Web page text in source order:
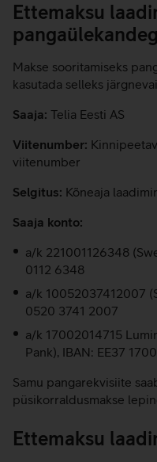
Ettemaksu
Makse sooritamiseks
kasutada selleks
Saaja: Telia Eesti AS
Viitenumber:
viitenumber
Selgitus: Kõneaja
Saaja konto:
a/k 221001126348
0112 6348
a/k 10052037412007
0520 3741 2007
a/k 17002014715
Pank), IBAN: EE37
Samu pangarekvisiite
püsikorraldusmakse
Ettemaksu